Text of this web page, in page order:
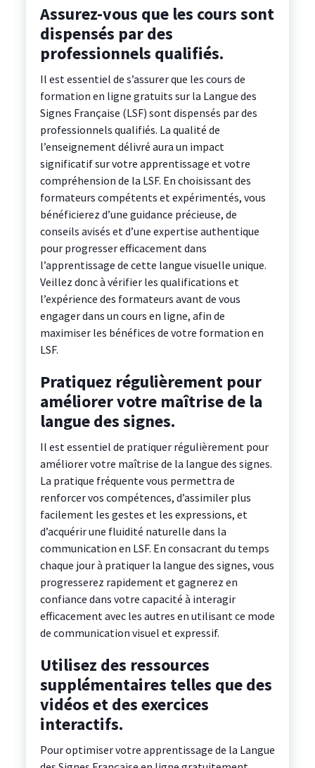
Assurez-vous que les cours sont
dispensés par des
professionnels qualifiés.
Il est essentiel de s’assurer que les cours de
formation en ligne gratuits sur la Langue des
Signes Française (LSF) sont dispensés par des
professionnels qualifiés. La qualité de
l’enseignement délivré aura un impact
significatif sur votre apprentissage et votre
compréhension de la LSF. En choisissant des
formateurs compétents et expérimentés, vous
bénéficierez d’une guidance précieuse, de
conseils avisés et d’une expertise authentique
pour progresser efficacement dans
l’apprentissage de cette langue visuelle unique.
Veillez donc à vérifier les qualifications et
l’expérience des formateurs avant de vous
engager dans un cours en ligne, afin de
maximiser les bénéfices de votre formation en
LSF.
Pratiquez régulièrement pour
améliorer votre maîtrise de la
langue des signes.
Il est essentiel de pratiquer régulièrement pour
améliorer votre maîtrise de la langue des signes.
La pratique fréquente vous permettra de
renforcer vos compétences, d’assimiler plus
facilement les gestes et les expressions, et
d’acquérir une fluidité naturelle dans la
communication en LSF. En consacrant du temps
chaque jour à pratiquer la langue des signes, vous
progresserez rapidement et gagnerez en
confiance dans votre capacité à interagir
efficacement avec les autres en utilisant ce mode
de communication visuel et expressif.
Utilisez des ressources
supplémentaires telles que des
vidéos et des exercices
interactifs.
Pour optimiser votre apprentissage de la Langue